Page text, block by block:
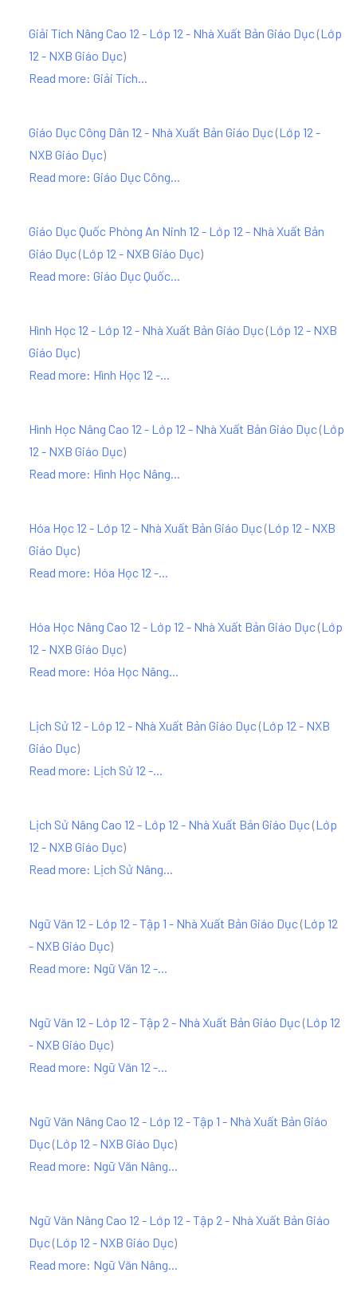
Giải Tích Nâng Cao 12 - Lớp 12 - Nhà Xuất Bản Giáo Dục(Lớp
12 - NXB Giáo Dục)
Read more: Giải Tích...
Giáo Dục Công Dân 12 - Nhà Xuất Bản Giáo Dục(Lớp 12 -
NXB Giáo Dục)
Read more: Giáo Dục Công...
Giáo Dục Quốc Phòng An Ninh 12 - Lớp 12 - Nhà Xuất Bản
Giáo Dục(Lớp 12 - NXB Giáo Dục)
Read more: Giáo Dục Quốc...
Hình Học 12 - Lớp 12 - Nhà Xuất Bản Giáo Dục(Lớp 12 - NXB
Giáo Dục)
Read more: Hình Học 12 -...
Hình Học Nâng Cao 12 - Lớp 12 - Nhà Xuất Bản Giáo Dục(Lớp
12 - NXB Giáo Dục)
Read more: Hình Học Nâng...
Hóa Học 12 - Lớp 12 - Nhà Xuất Bản Giáo Dục(Lớp 12 - NXB
Giáo Dục)
Read more: Hóa Học 12 -...
Hóa Học Nâng Cao 12 - Lớp 12 - Nhà Xuất Bản Giáo Dục(Lớp
12 - NXB Giáo Dục)
Read more: Hóa Học Nâng...
Lịch Sử 12 - Lớp 12 - Nhà Xuất Bản Giáo Dục(Lớp 12 - NXB
Giáo Dục)
Read more: Lịch Sử 12 -...
Lịch Sử Nâng Cao 12 - Lớp 12 - Nhà Xuất Bản Giáo Dục(Lớp
12 - NXB Giáo Dục)
Read more: Lịch Sử Nâng...
Ngữ Văn 12 - Lớp 12 - Tập 1 - Nhà Xuất Bản Giáo Dục(Lớp 12
- NXB Giáo Dục)
Read more: Ngữ Văn 12 -...
Ngữ Văn 12 - Lớp 12 - Tập 2 - Nhà Xuất Bản Giáo Dục(Lớp 12
- NXB Giáo Dục)
Read more: Ngữ Văn 12 -...
Ngữ Văn Nâng Cao 12 - Lớp 12 - Tập 1 - Nhà Xuất Bản Giáo
Dục(Lớp 12 - NXB Giáo Dục)
Read more: Ngữ Văn Nâng...
Ngữ Văn Nâng Cao 12 - Lớp 12 - Tập 2 - Nhà Xuất Bản Giáo
Dục(Lớp 12 - NXB Giáo Dục)
Read more: Ngữ Văn Nâng...